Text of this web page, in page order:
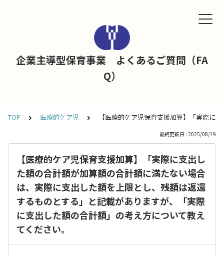
企業主導型保育事業 よくあるご質問（FA
Q）
TOP 医療的ケア児 【医療的ケア児保育支援加算】「実際に
最終更新日 : 2025/08/19
【医療的ケア児保育支援加算】「実際に支出し
た額の合計額が加算額の合計額に満たない場合
は、実際に支出した額を上限とし、残額は返還
するものとする」と記載がありますが、「実際
に支出した額の合計額」の考え方について教え
てください。